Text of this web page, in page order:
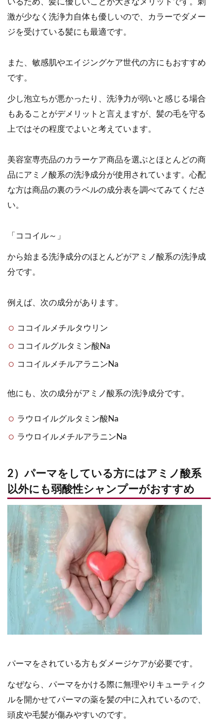
いるため、髪に優しいことが大きなメリットです。刺
激が少なく洗浄力自体も優しいので、カラーでダメー
ジを受けている髪にも最適です。
また、敏感肌やエイジングケア世代の方にもおすすめ
です。
少し泡立ちが悪かったり、洗浄力が弱いと感じる場合
もあることがデメリットと言えますが、髪の毛を守る
上ではその程度でよいと考えています。
美容室専売品のカラーケア商品を選ぶとほとんどの商
品にアミノ酸系の洗浄成分が使用されています。心配
な方は商品の裏のラベルの成分表を調べてみてくださ
い。
「ココイル～」
から始まる洗浄成分のほとんどがアミノ酸系の洗浄成
分です。
例えば、次の成分があります。
ココイルメチルタウリン
ココイルグルタミン酸Na
ココイルメチルアラニンNa
他にも、次の成分がアミノ酸系の洗浄成分です。
ラウロイルグルタミン酸Na
ラウロイルメチルアラニンNa
2）パーマをしている方にはアミノ酸系
以外にも弱酸性シャンプーがおすすめ
パーマをされている方もダメージケアが必要です。
なぜなら、パーマをかける際に無理やりキューティク
ルを開かせてパーマの薬を髪の中に入れているので、
頭皮や毛髪が傷みやすいのです。